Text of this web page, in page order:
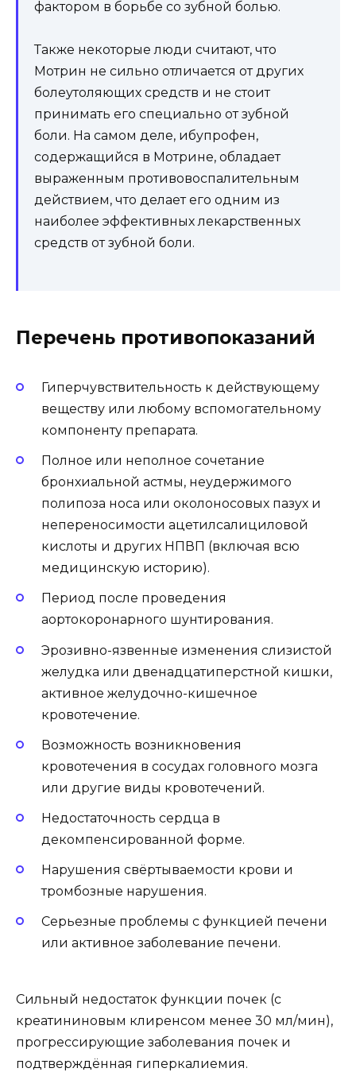
фактором в борьбе со зубной болью.
Также некоторые люди считают, что
Мотрин не сильно отличается от других
болеутоляющих средств и не стоит
принимать его специально от зубной
боли. На самом деле, ибупрофен,
содержащийся в Мотрине, обладает
выраженным противовоспалительным
действием, что делает его одним из
наиболее эффективных лекарственных
средств от зубной боли.
Перечень противопоказаний
Гиперчувствительность к действующему
веществу или любому вспомогательному
компоненту препарата.
Полное или неполное сочетание
бронхиальной астмы, неудержимого
полипоза носа или околоносовых пазух и
непереносимости ацетилсалициловой
кислоты и других НПВП (включая всю
медицинскую историю).
Период после проведения
аортокоронарного шунтирования.
Эрозивно-язвенные изменения слизистой
желудка или двенадцатиперстной кишки,
активное желудочно-кишечное
кровотечение.
Возможность возникновения
кровотечения в сосудах головного мозга
или другие виды кровотечений.
Недостаточность сердца в
декомпенсированной форме.
Нарушения свёртываемости крови и
тромбозные нарушения.
Серьезные проблемы с функцией печени
или активное заболевание печени.
Сильный недостаток функции почек (с
креатининовым клиренсом менее 30 мл/мин),
прогрессирующие заболевания почек и
подтверждённая гиперкалиемия.